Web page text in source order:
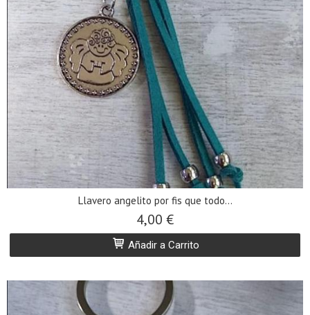
Llavero angelito por fis que todo...
4,00 €
Añadir a Carrito